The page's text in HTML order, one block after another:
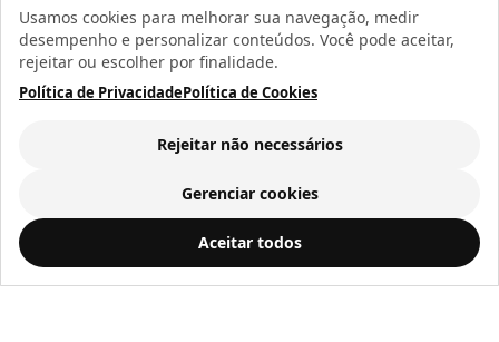
Usamos cookies para melhorar sua navegação, medir
desempenho e personalizar conteúdos. Você pode aceitar,
rejeitar ou escolher por finalidade.
Política de PrivacidadePolítica de Cookies
Rejeitar não necessários
Gerenciar cookies
Aceitar todos
Copo de Plástico Branco com Tampa Simples para DTF-UV - 450ml
R$ 9,98
Verificada por
COMÉRCIO LTDA EPP | CNPJ: 07.686.203/0001-22